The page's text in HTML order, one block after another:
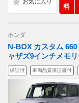
料
ホンダ
N-BOX カスタム
ャザズ9インチメモ
保証付 車両品質保証書付